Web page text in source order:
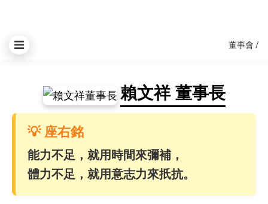
董事會 /
賴文祥 董事長
💡 座右銘
能力不足，就用時間來彌補，
體力不足，就用意志力來扺抗。